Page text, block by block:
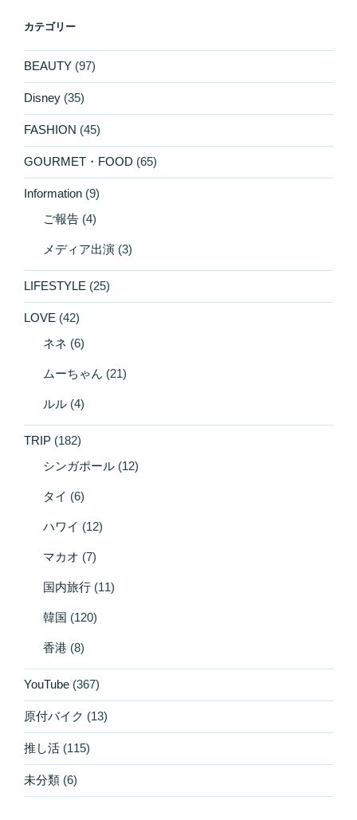
カテゴリー
BEAUTY (97)
Disney (35)
FASHION (45)
GOURMET・FOOD (65)
Information (9)
ご報告 (4)
メディア出演 (3)
LIFESTYLE (25)
LOVE (42)
ネネ (6)
ムーちゃん (21)
ルル (4)
TRIP (182)
シンガポール (12)
タイ (6)
ハワイ (12)
マカオ (7)
国内旅行 (11)
韓国 (120)
香港 (8)
YouTube (367)
原付バイク (13)
推し活 (115)
未分類 (6)